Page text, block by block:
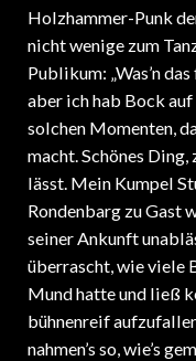
Holzhammer-Punk
nicht wenige zum
Publikum: „Was’n das
aber ich hab Bock
solchen Momenten,
macht. Schönes Ding,
lässt. Mein Kumpel
Rondenbarg zu Gast
seiner Ankunft
überrascht, wie viele
Mund hatte und ließ
bühnenreif
nahmen’s so, wie’s